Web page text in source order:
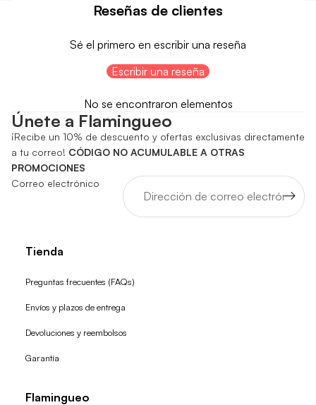
Reseñas de clientes
Sé el primero en escribir una reseña
Escribir una reseña
No se encontraron elementos
Únete a Flamingueo
¡Recibe un 10% de descuento y ofertas exclusivas directamente
a tu correo! CÓDIGO NO ACUMULABLE A OTRAS
PROMOCIONES
Correo electrónico
Tienda
Preguntas frecuentes (FAQs)
Envíos y plazos de entrega
Devoluciones y reembolsos
Garantía
Flamingueo